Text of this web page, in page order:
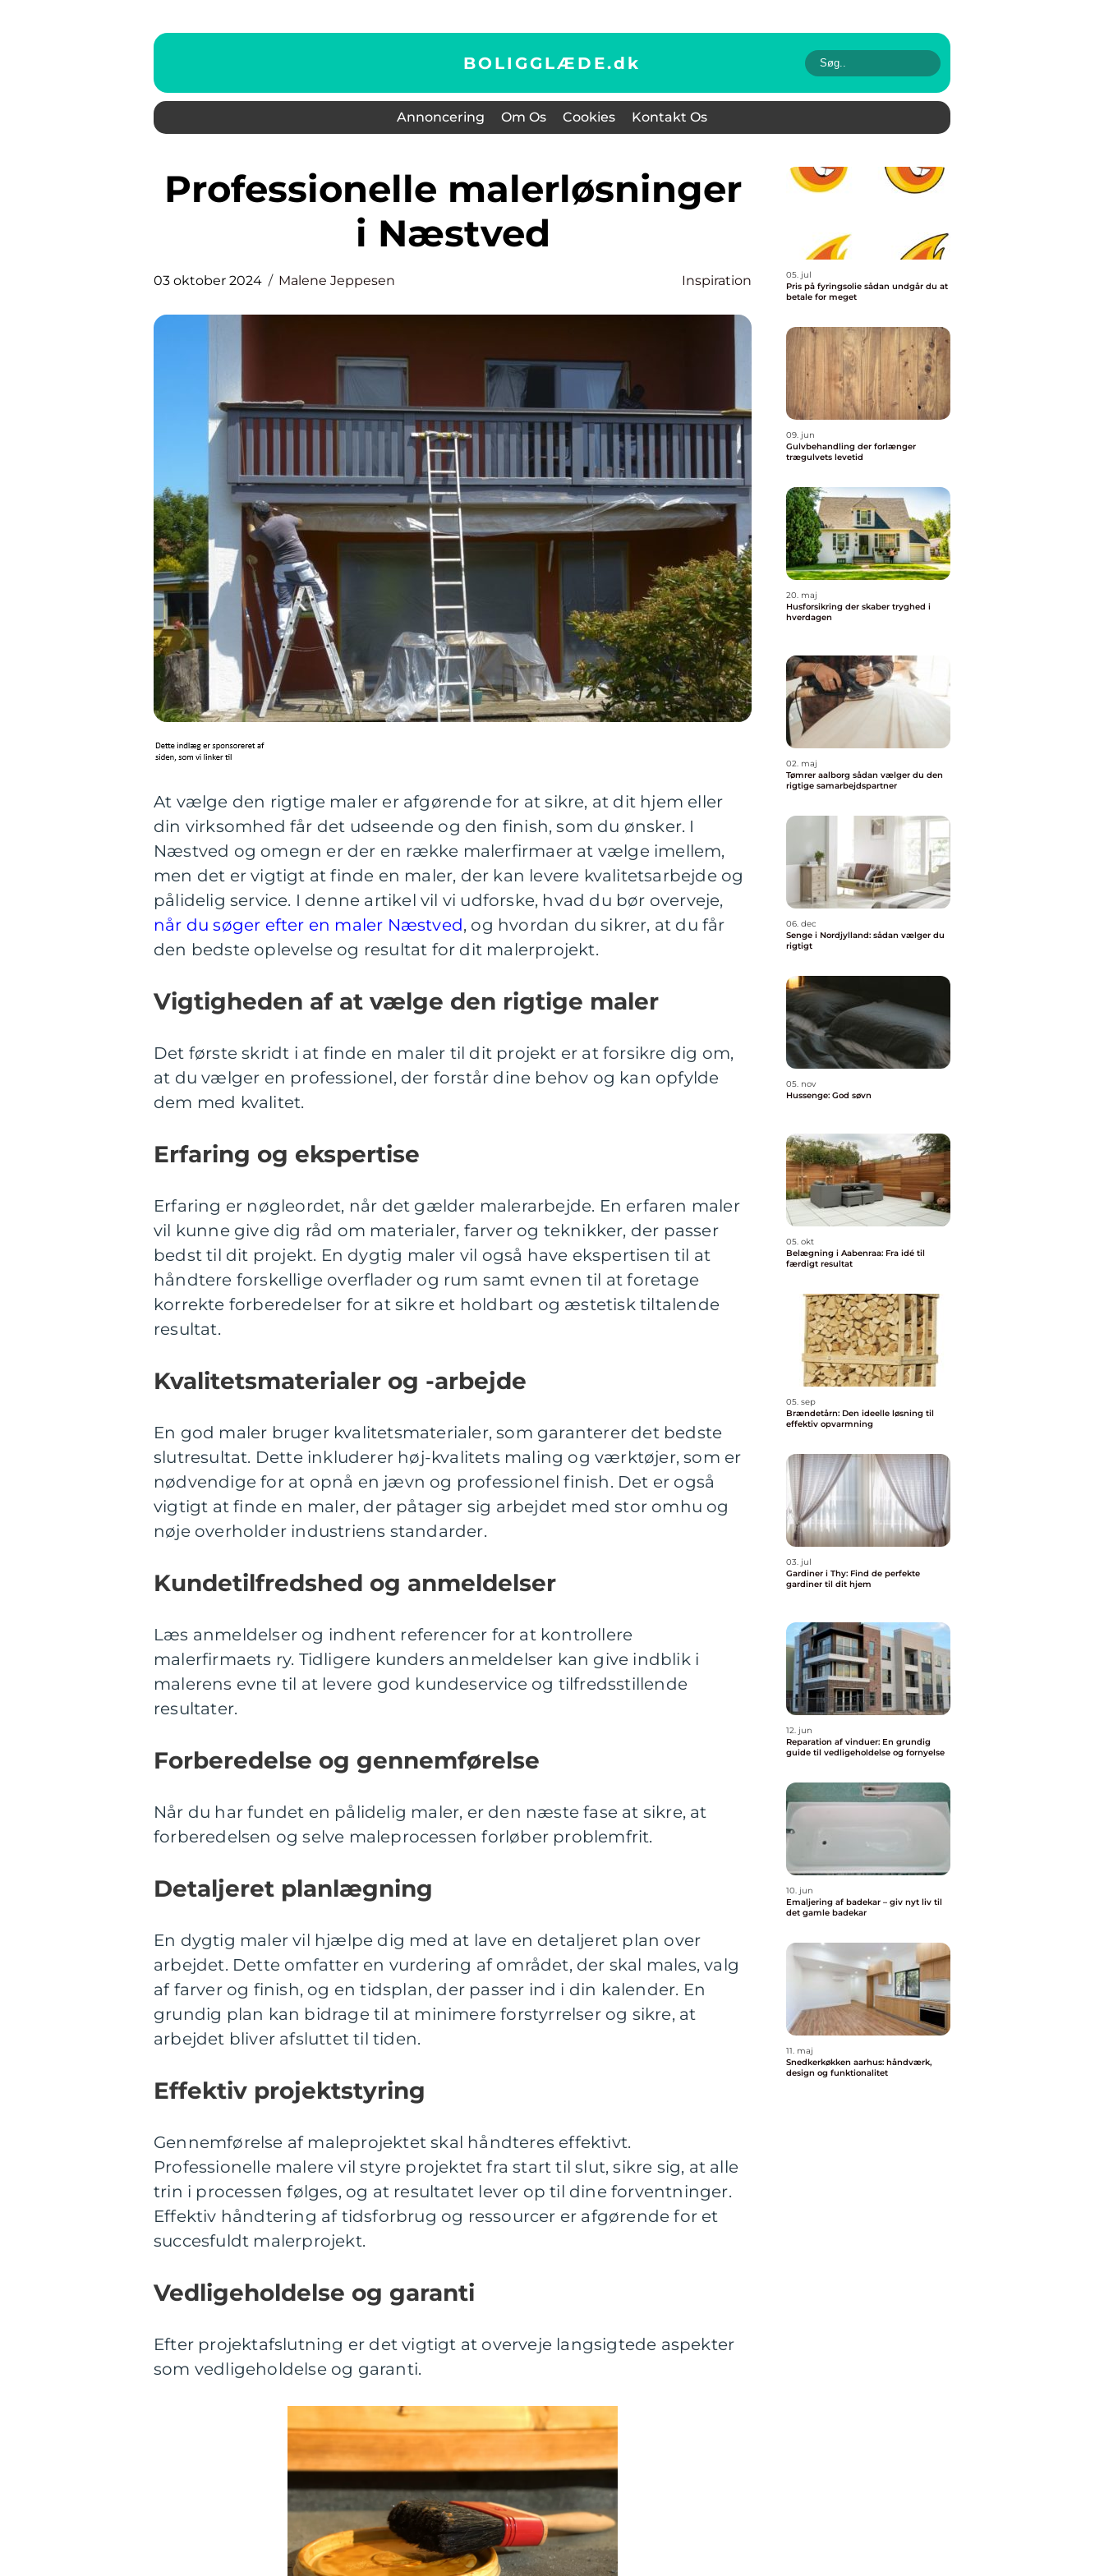
BOLIGGLÆDE.dk
Annoncering Om Os Cookies Kontakt Os
Professionelle malerløsninger
i Næstved
03 oktober 2024 Malene Jeppesen Inspiration
At vælge den rigtige maler er afgørende for at sikre, at dit hjem eller
din virksomhed får det udseende og den finish, som du ønsker. I
Næstved og omegn er der en række malerfirmaer at vælge imellem,
men det er vigtigt at finde en maler, der kan levere kvalitetsarbejde og
pålidelig service. I denne artikel vil vi udforske, hvad du bør overveje,
når du søger efter en maler Næstved, og hvordan du sikrer, at du får
den bedste oplevelse og resultat for dit malerprojekt.
Vigtigheden af at vælge den rigtige maler
Det første skridt i at finde en maler til dit projekt er at forsikre dig om,
at du vælger en professionel, der forstår dine behov og kan opfylde
dem med kvalitet.
Erfaring og ekspertise
Erfaring er nøgleordet, når det gælder malerarbejde. En erfaren maler
vil kunne give dig råd om materialer, farver og teknikker, der passer
bedst til dit projekt. En dygtig maler vil også have ekspertisen til at
håndtere forskellige overflader og rum samt evnen til at foretage
korrekte forberedelser for at sikre et holdbart og æstetisk tiltalende
resultat.
Kvalitetsmaterialer og -arbejde
En god maler bruger kvalitetsmaterialer, som garanterer det bedste
slutresultat. Dette inkluderer høj-kvalitets maling og værktøjer, som er
nødvendige for at opnå en jævn og professionel finish. Det er også
vigtigt at finde en maler, der påtager sig arbejdet med stor omhu og
nøje overholder industriens standarder.
Kundetilfredshed og anmeldelser
Læs anmeldelser og indhent referencer for at kontrollere
malerfirmaets ry. Tidligere kunders anmeldelser kan give indblik i
malerens evne til at levere god kundeservice og tilfredsstillende
resultater.
Forberedelse og gennemførelse
Når du har fundet en pålidelig maler, er den næste fase at sikre, at
forberedelsen og selve maleprocessen forløber problemfrit.
Detaljeret planlægning
En dygtig maler vil hjælpe dig med at lave en detaljeret plan over
arbejdet. Dette omfatter en vurdering af området, der skal males, valg
af farver og finish, og en tidsplan, der passer ind i din kalender. En
grundig plan kan bidrage til at minimere forstyrrelser og sikre, at
arbejdet bliver afsluttet til tiden.
Effektiv projektstyring
Gennemførelse af maleprojektet skal håndteres effektivt.
Professionelle malere vil styre projektet fra start til slut, sikre sig, at alle
trin i processen følges, og at resultatet lever op til dine forventninger.
Effektiv håndtering af tidsforbrug og ressourcer er afgørende for et
succesfuldt malerprojekt.
Vedligeholdelse og garanti
Efter projektafslutning er det vigtigt at overveje langsigtede aspekter
som vedligeholdelse og garanti.
05. jul
Pris på fyringsolie sådan undgår du at
betale for meget
09. jun
Gulvbehandling der forlænger
trægulvets levetid
20. maj
Husforsikring der skaber tryghed i
hverdagen
02. maj
Tømrer aalborg sådan vælger du den
rigtige samarbejdspartner
06. dec
Senge i Nordjylland: sådan vælger du
rigtigt
05. nov
Hussenge: God søvn
05. okt
Belægning i Aabenraa: Fra idé til
færdigt resultat
05. sep
Brændetårn: Den ideelle løsning til
effektiv opvarmning
03. jul
Gardiner i Thy: Find de perfekte
gardiner til dit hjem
12. jun
Reparation af vinduer: En grundig
guide til vedligeholdelse og fornyelse
10. jun
Emaljering af badekar – giv nyt liv til
det gamle badekar
11. maj
Snedkerkøkken aarhus: håndværk,
design og funktionalitet